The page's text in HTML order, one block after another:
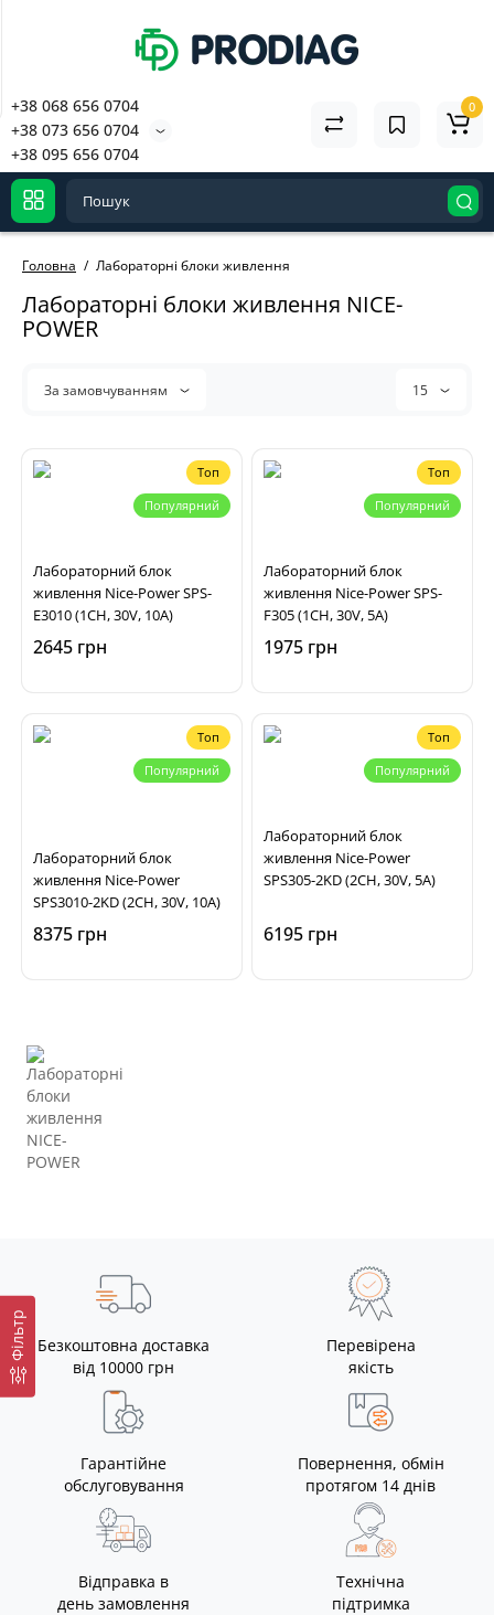
+38 068 656 0704
+38 073 656 0704
+38 095 656 0704
0
Головна Лабораторні блоки живлення
Фільтр
C245 1220W; термофен
Лабораторні блоки живлення NICE-
POWER
За замовчуванням 15
Топ
Популярний
Лабораторний блок
живлення Nice-Power SPS-
E3010 (1CH, 30V, 10A)
2645 грн
Топ
Популярний
Лабораторний блок
живлення Nice-Power SPS-
F305 (1CH, 30V, 5A)
1975 грн
Топ
Популярний
Лабораторний блок
живлення Nice-Power
SPS3010-2KD (2CH, 30V, 10A)
8375 грн
Топ
Популярний
Лабораторний блок
живлення Nice-Power
SPS305-2KD (2CH, 30V, 5A)
6195 грн
Безкоштовна доставка
від 10000 грн
Перевірена
якість
Гарантійне
обслуговування
Повернення, обмін
протягом 14 днів
Відправка в
день замовлення
Технічна
підтримка